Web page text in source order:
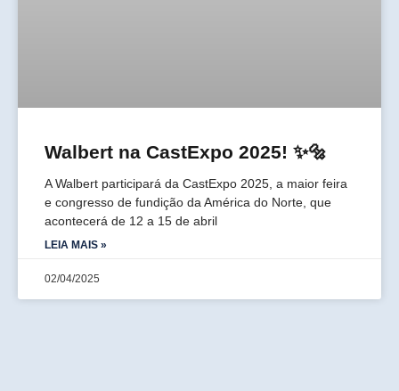
Walbert na CastExpo 2025! ✨🔩
A Walbert participará da CastExpo 2025, a maior feira
e congresso de fundição da América do Norte, que
acontecerá de 12 a 15 de abril
LEIA MAIS »
02/04/2025